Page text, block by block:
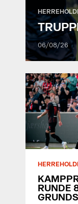
06/08/26
RUNDE